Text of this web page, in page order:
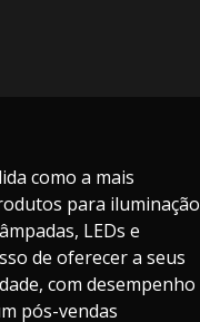
como a mais
para iluminação
LEDs e
de oferecer a seus
com desempenho
pós-vendas